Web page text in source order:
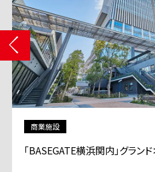
商業施設
「BASEGATE横浜関内」グラン